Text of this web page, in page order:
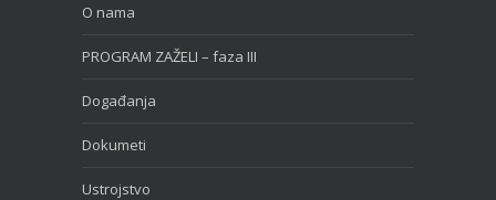
O nama
PROGRAM ZAŽELI – faza III
Događanja
Dokumeti
Ustrojstvo